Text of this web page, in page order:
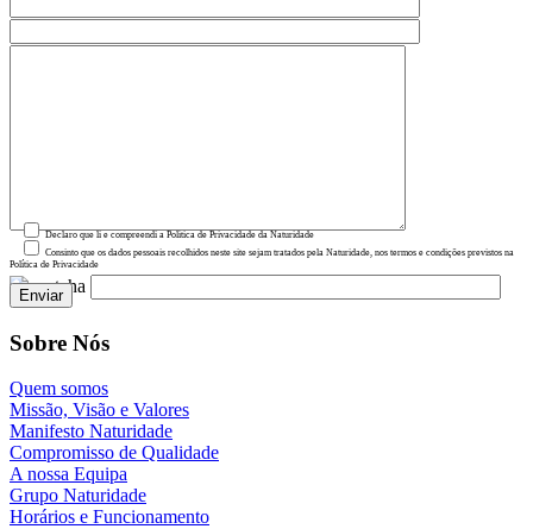
Declaro que li e compreendi a Política de Privacidade da Naturidade
Consinto que os dados pessoais recolhidos neste site sejam tratados pela Naturidade, nos termos e condições previstos na
Política de Privacidade
Sobre Nós
Quem somos
Missão, Visão e Valores
Manifesto Naturidade
Compromisso de Qualidade
A nossa Equipa
Grupo Naturidade
Horários e Funcionamento